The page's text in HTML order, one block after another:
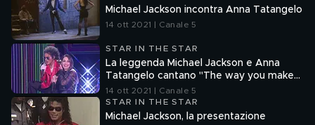
Michael Jackson incontra Anna Tatangelo
14 ott 2021 | Canale 5
STAR IN THE STAR
La leggenda Michael Jackson e Anna
Tatangelo cantano "The way you make
me feel"
14 ott 2021 | Canale 5
STAR IN THE STAR
Michael Jackson, la presentazione